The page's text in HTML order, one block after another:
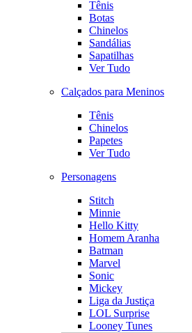
Tênis
Botas
Chinelos
Sandálias
Sapatilhas
Ver Tudo
Calçados para Meninos
Tênis
Chinelos
Papetes
Ver Tudo
Personagens
Stitch
Minnie
Hello Kitty
Homem Aranha
Batman
Marvel
Sonic
Mickey
Liga da Justiça
LOL Surprise
Looney Tunes